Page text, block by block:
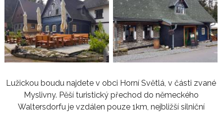
Lužickou boudu najdete v obci Horní Světlá, v části zvané
Myslivny. Pěší turistický přechod do německého
Waltersdorfu je vzdálen pouze 1km, nejbližší silniční